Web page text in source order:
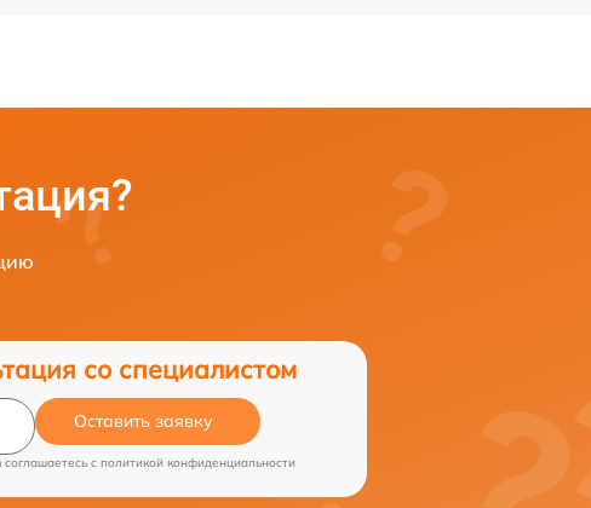
со специалистом
Оставить заявку
c политикой конфиденциальности